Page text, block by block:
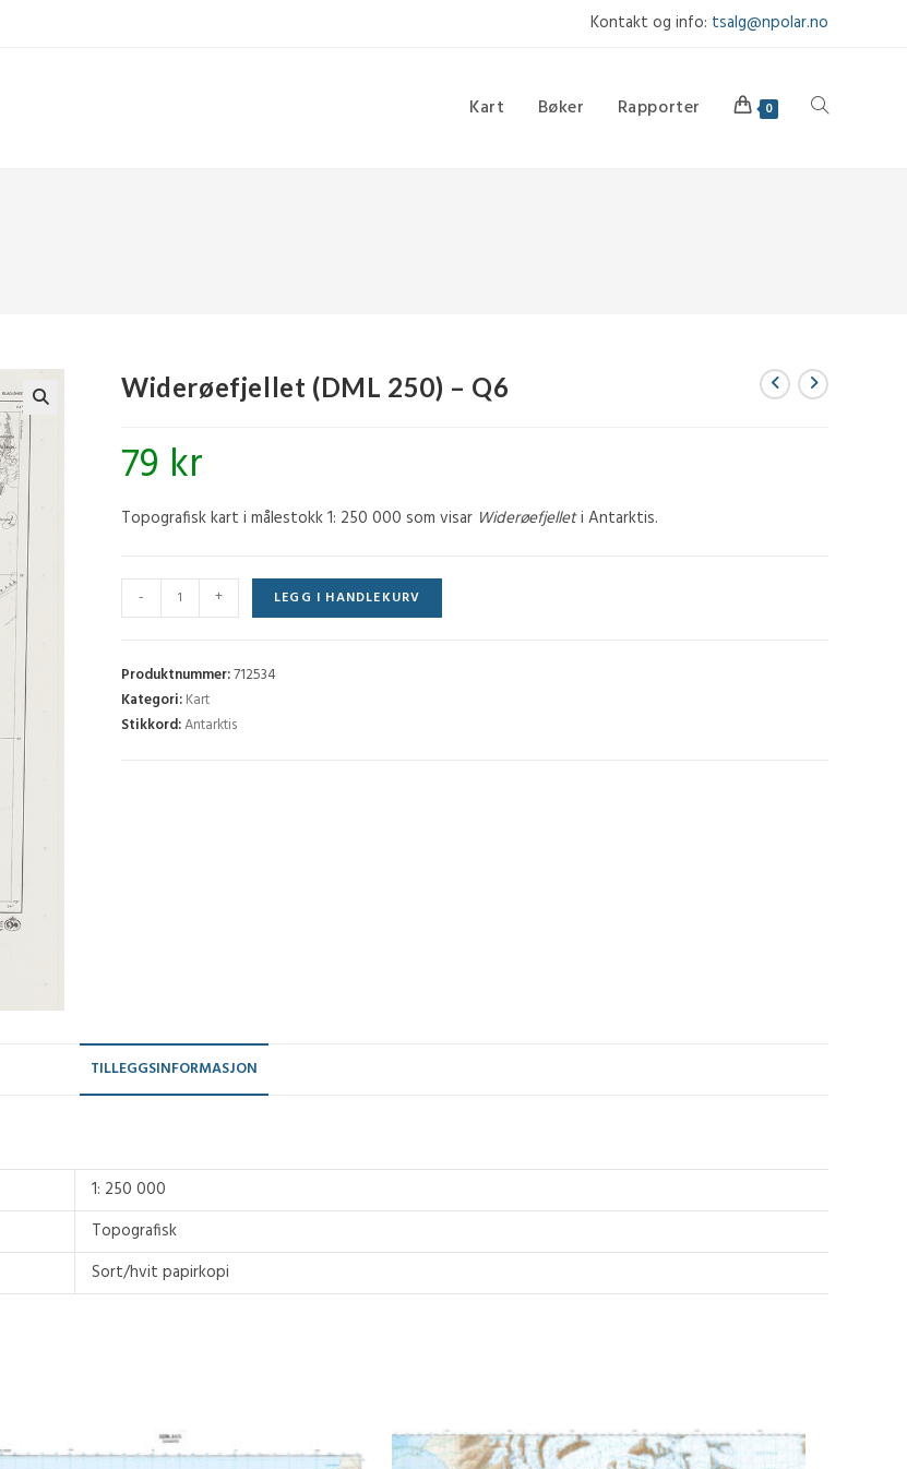
Kontakt og info: tsalg@npolar.no
Kart Bøker Rapporter 0 Toggle
Widerøefjellet (DML 250) – Q6
79 kr
Topografisk kart i målestokk 1: 250 000 som visar Widerøefjelleti Antarktis.
Widerøefjellet
(DML
antall
- + LEGG I HANDLEKURV
Produktnummer:712534
Kategori:Kart
Stikkord:Antarktis
TILLEGGSINFORMASJON
1: 250 000
Topografisk
Sort/hvit papirkopi